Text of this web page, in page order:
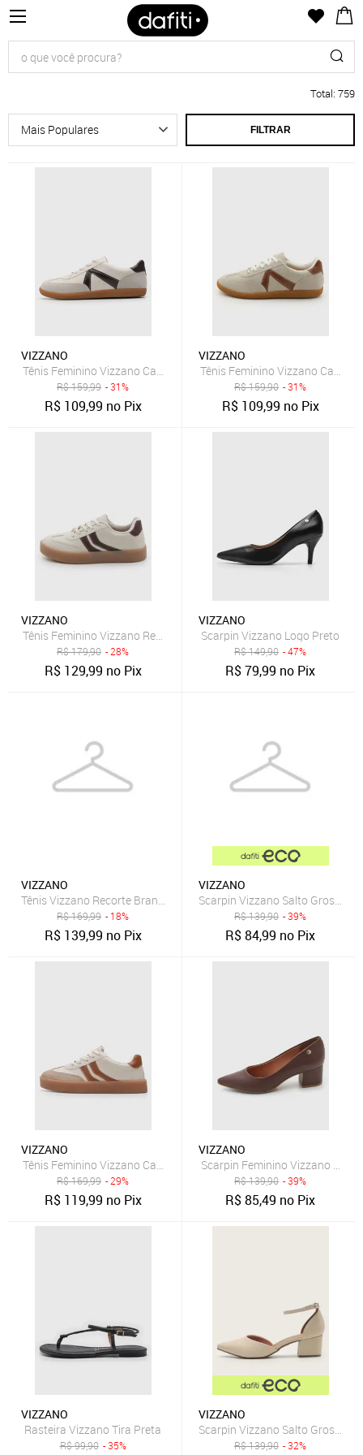
Total: 759
FILTRAR
VIZZANO
Tênis Feminino Vizzano Cadarço Off-White
R$159,99 - 31%
R$ 109,99 no Pix
VIZZANO
Tênis Feminino Vizzano Cano
R$159,90 - 31%
R$ 109,99 no Pix
VIZZANO
Tênis Feminino Vizzano Recorte Off-White
R$179,90 - 28%
R$ 129,99 no Pix
VIZZANO
Scarpin Vizzano Logo Preto
R$149,90 - 47%
R$79,99 no Pix
VIZZANO
Tênis Vizzano Recorte Branco
R$169,99 - 18%
R$ 139,99 no Pix
VIZZANO
Scarpin Vizzano Salto Grosso
R$139,90 - 39%
R$84,99 no Pix
VIZZANO
Tênis Feminino Vizzano Cadarço Bege
R$169,99 - 29%
R$ 119,99 no Pix
VIZZANO
Scarpin Feminino Vizzano Bico
R$139,90 - 39%
R$85,49 no Pix
VIZZANO
Rasteira Vizzano Tira Preta
R$99,90 - 35%
VIZZANO
Scarpin Vizzano Salto Grosso
R$139,90 - 32%